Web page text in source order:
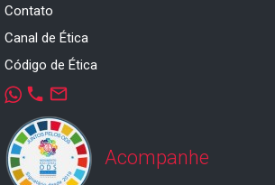
Contato
Canal de Ética
Código de Ética
phone mail_outline
Acompanhe